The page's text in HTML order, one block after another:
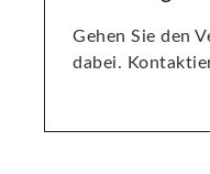
Gehen Sie den
dabei.